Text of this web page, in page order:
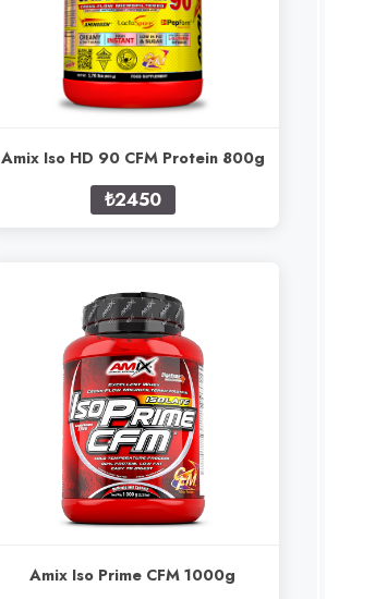
Amix Iso HD 90 CFM Protein 800g
₺2450
Amix Iso Prime CFM 1000g